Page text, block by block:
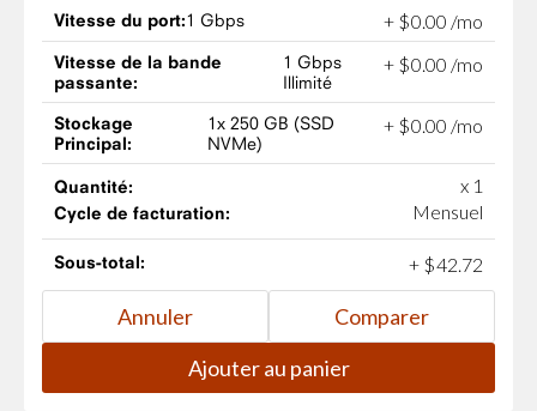
Vitesse du port:1 Gbps + $0.00 /mo
Vitesse de la bande
passante:
1 Gbps
Illimité
+ $0.00 /mo
Stockage
Principal:
1x 250 GB (SSD
NVMe)
+ $0.00 /mo
Quantité: x 1
Cycle de facturation: Mensuel
Sous-total: + $42.72